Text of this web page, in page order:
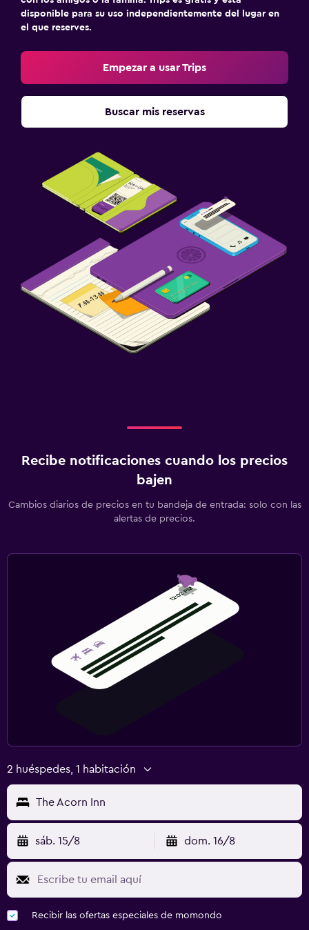
disponible para su uso independientemente del lugar en
el que reserves.
Empezar a usar Trips
Buscar mis reservas
Recibe notificaciones cuando los precios
bajen
Cambios diarios de precios en tu bandeja de entrada: solo con las
alertas de precios.
2 huéspedes, 1 habitación
The Acorn Inn
sáb. 15/8 dom. 16/8
Recibir las ofertas especiales de momondo